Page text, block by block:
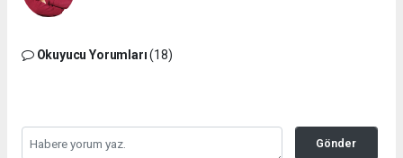
Okuyucu Yorumları(18)
Gönder